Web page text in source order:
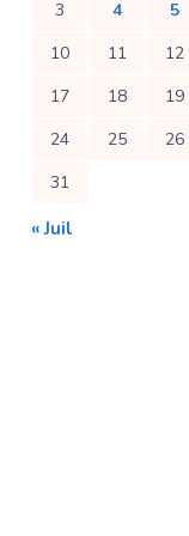
3 4 5
10
11 12
17
18 19
24
25 26
31
« Juil